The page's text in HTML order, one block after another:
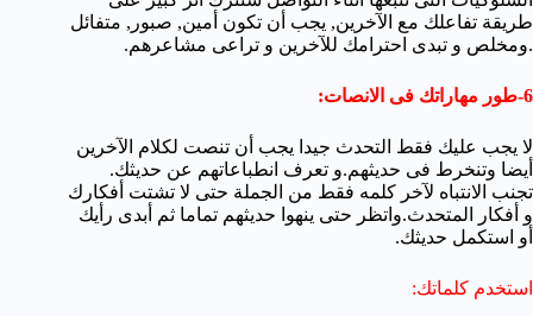
طريقة تفاعلك مع الآخرين, يجب أن تكون أمين, صبور, متفائل
.ومخلص و تبدى احترامك للآخرين و تراعى مشاعرهم.
6-طور مهاراتك فى الانصات:
لا يجب عليك فقط التحدث جيدا يجب أن تنصت لكلام الآخرين
أيضا وتنخرط فى حديثهم.و تعرف انطباعاتهم عن حديثك.
تجنب الانتباه لآخر كلمه فقط من الجملة حتى لا تشتت أفكارك
و أفكار المتحدث.واتظر حتى ينهوا حديثهم تماما ثم أبدى رأيك
أو استكمل حديثك.
استخدم كلماتك: